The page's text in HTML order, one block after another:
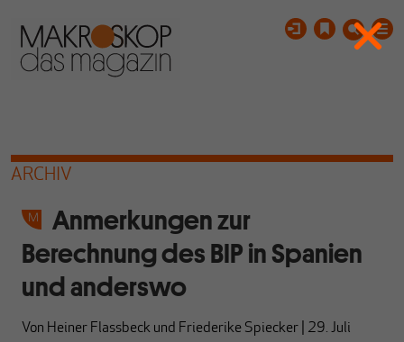
ARCHIV
Anmerkungen zur
Berechnung des BIP in Spanien
und anderswo
Von Heiner Flassbeck und Friederike Spiecker
29. Juli